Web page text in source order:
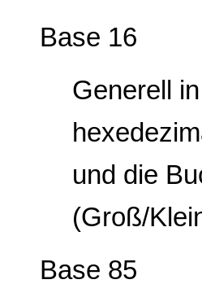
Base 16
Generell
und die
(Groß/
Base 85